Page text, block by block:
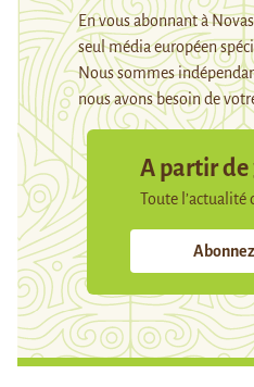
En vous abonnant à
seul média européen
Nous sommes
nous avons besoin de
A partir de
Toute l’actualité